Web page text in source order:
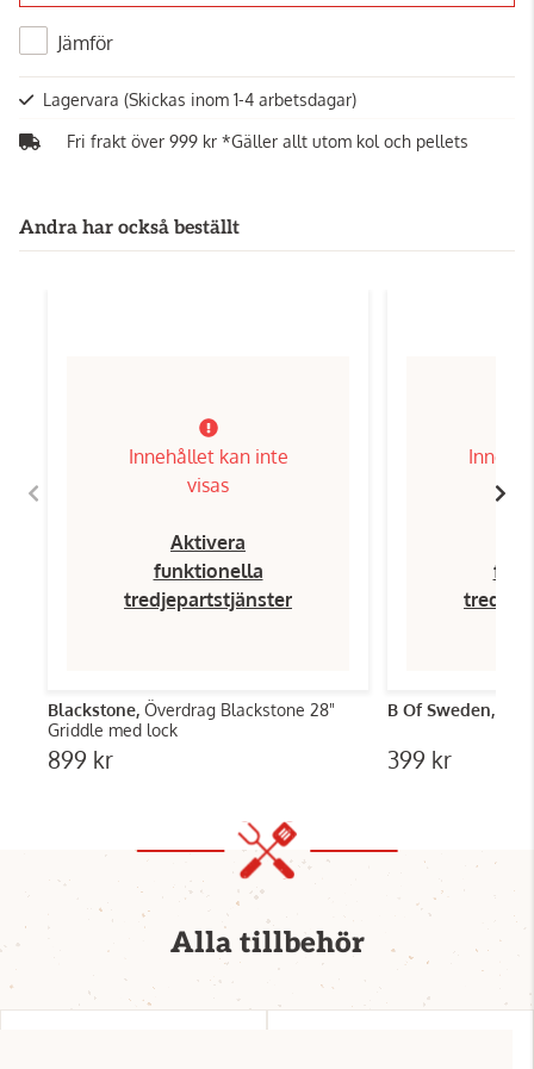
Jämför
Lagervara (Skickas inom 1-4 arbetsdagar)
Fri frakt över 999 kr *Gäller allt utom kol och pellets
Andra har också beställt
Innehållet kan inte
visas
Aktivera
funktionella
tredjepartstjänster
Blackstone, Överdrag Blackstone 28"
Griddle med lock
899 kr
B Of Sweden,
399 kr
Alla tillbehör